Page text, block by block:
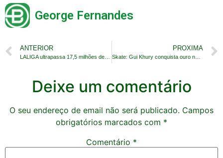
George Fernandes
ANTERIOR PROXIMA
Skate: Gui Khury conquista ouro no Vert Best Trick
Deixe um comentário
O seu endereço de email não será publicado. Campos
obrigatórios marcados com *
Comentário *